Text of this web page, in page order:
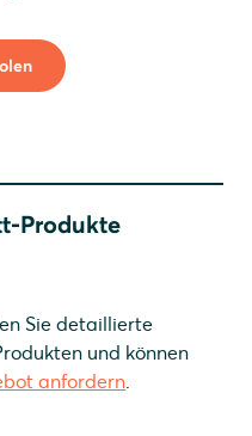
Produkte
Sie detaillierte
und können
anfordern.